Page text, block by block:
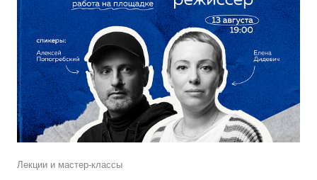
Лекции и мастер-классы